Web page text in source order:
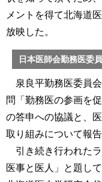
メントを得て北海道
放映した。
日本医師会勤務医委
泉良平勤務医委員
問「勤務医の参画を
の答申への協議と、
取り組みについて報告
引き続き行われた
医事と医人」と題し